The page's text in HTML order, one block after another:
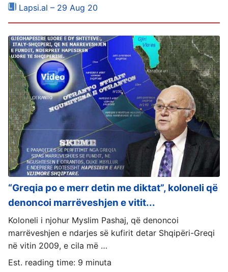
Lapsi.al – 29 Aug 20
“Greqia po e merr detin me diktat”, koloneli që
denoncoi marrëveshjen e vitit...
Koloneli i njohur Myslim Pashaj, që denoncoi
marrëveshjen e ndarjes së kufirit detar Shqipëri-Greqi
në vitin 2009, e cila më …
Est. reading time: 9 minuta